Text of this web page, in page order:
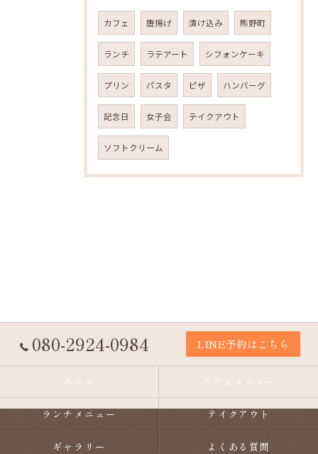
カフェ 唐揚げ 漬け込み 熊野町
ランチ ラテアート シフォンケーキ
プリン パスタ ピザ ハンバーグ
記念日 女子会 テイクアウト
ソフトクリーム
080-2924-0984 LINE予約はこちら
ホーム カフェメニュー
ランチメニュー テイクアウト
ギャラリー よくある質問